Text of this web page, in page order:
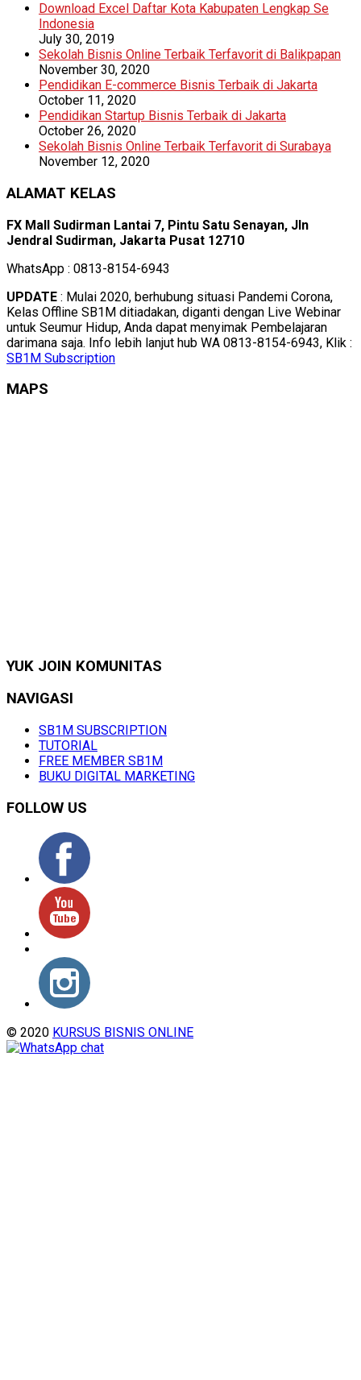
Download Excel Daftar Kota Kabupaten Lengkap Se
Indonesia
July 30, 2019
Sekolah Bisnis Online Terbaik Terfavorit di Balikpapan
November 30, 2020
Pendidikan E-commerce Bisnis Terbaik di Jakarta
October 11, 2020
Pendidikan Startup Bisnis Terbaik di Jakarta
October 26, 2020
Sekolah Bisnis Online Terbaik Terfavorit di Surabaya
November 12, 2020
ALAMAT KELAS
FX Mall Sudirman Lantai 7, Pintu Satu Senayan, Jln
Jendral Sudirman, Jakarta Pusat 12710
WhatsApp : 0813-8154-6943
UPDATE : Mulai 2020, berhubung situasi Pandemi Corona,
Kelas Offline SB1M ditiadakan, diganti dengan Live Webinar
untuk Seumur Hidup, Anda dapat menyimak Pembelajaran
darimana saja. Info lebih lanjut hub WA 0813-8154-6943, Klik :
SB1M Subscription
MAPS
YUK JOIN KOMUNITAS
NAVIGASI
SB1M SUBSCRIPTION
TUTORIAL
FREE MEMBER SB1M
BUKU DIGITAL MARKETING
FOLLOW US
© 2020 KURSUS BISNIS ONLINE